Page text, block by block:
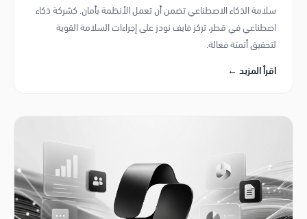
سلامة الذكاء الاصطناعي تضمن أن تعمل الأنظمة بأمان. كشركة ذكاء
اصطناعي في قطر، تركز فايف نودز على إجراءات السلامة القوية
لتحقيق أتمتة فعالة.
اقرأ المزيد ←